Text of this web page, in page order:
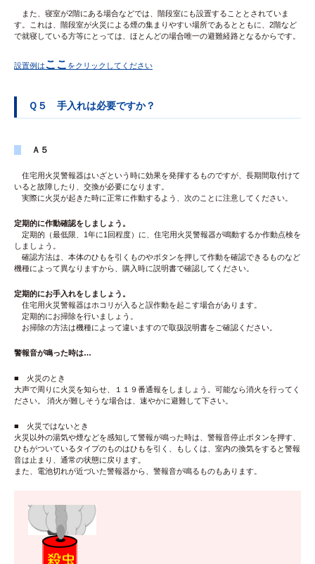
また、寝室が2階にある場合などでは、階段室にも設置することとされていま
す。これは、階段室が火災による煙の集まりやすい場所であるとともに、2階など
で就寝している方等にとっては、ほとんどの場合唯一の避難経路となるからです。
設置例はここ をクリックしてください
Ｑ５ 手入れは必要ですか？
Ａ５
住宅用火災警報器はいざという時に効果を発揮するものですが、長期間取付けて
いると故障したり、交換が必要になります。
実際に火災が起きた時に正常に作動するよう、次のことに注意してください。
定期的に作動確認をしましょう。
定期的（最低限、1年に1回程度）に、住宅用火災警報器が鳴動するか作動点検を
しましょう。
確認方法は、本体のひもを引くものやボタンを押して作動を確認できるものなど
機種によって異なりますから、購入時に説明書で確認してください。
定期的にお手入れをしましょう。
住宅用火災警報器はホコリが入ると誤作動を起こす場合があります。
定期的にお掃除を行いましょう。
お掃除の方法は機種によって違いますので取扱説明書をご確認ください。
警報音が鳴った時は…
■ 火災のとき
大声で周りに火災を知らせ、１１９番通報をしましょう。可能なら消火を行ってく
ださい。 消火が難しそうな場合は、速やかに避難して下さい。
■ 火災ではないとき
火災以外の湯気や煙などを感知して警報が鳴った時は、警報音停止ボタンを押す、
ひもがついているタイプのものはひもを引く、もしくは、室内の換気をすると警報
音は止まり、通常の状態に戻ります。
また、電池切れが近づいた警報器から、警報音が鳴るものもあります。